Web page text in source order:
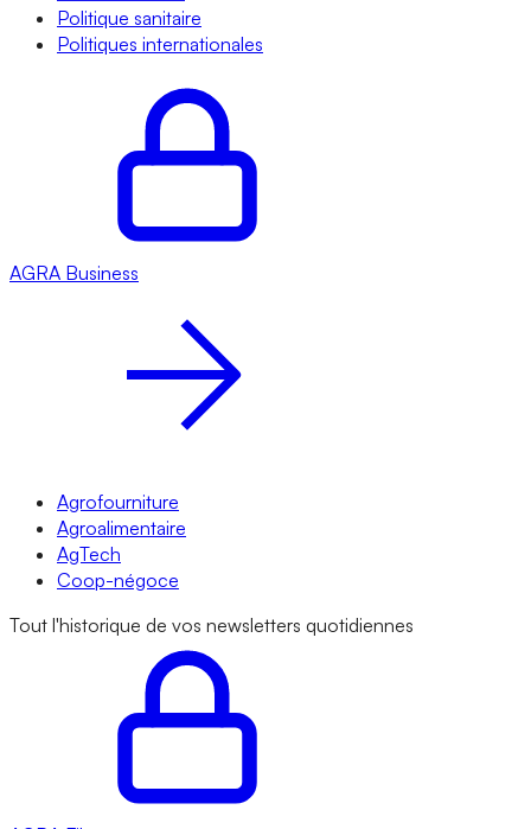
Politique sanitaire
Politiques internationales
AGRA Business
Agrofourniture
Agroalimentaire
AgTech
Coop-négoce
Tout l'historique de vos newsletters quotidiennes